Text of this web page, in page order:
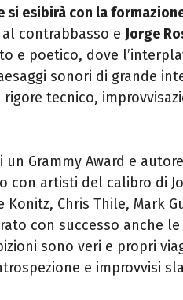
si esibirà con la
al contrabbasso e Jorge
e poetico, dove
sonori di grande
rigore tecnico,
un Grammy Award e
con artisti del calibro di
Konitz, Chris Thile, Mark
con successo anche
sono veri e propri
e improvvisi